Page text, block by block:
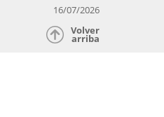
16/07/2026
Volver
arriba